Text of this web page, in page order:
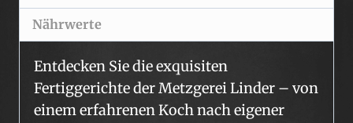
Nährwerte
Entdecken Sie die exquisiten
Fertiggerichte der Metzgerei Linder – von
einem erfahrenen Koch nach eigener